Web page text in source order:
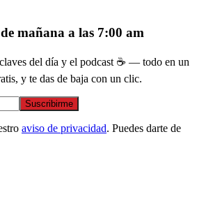
mañana a las 7:00 am
del día y el podcast ☕ — todo en un
y te das de baja con un clic.
Suscribirme
aviso de privacidad. Puedes darte de